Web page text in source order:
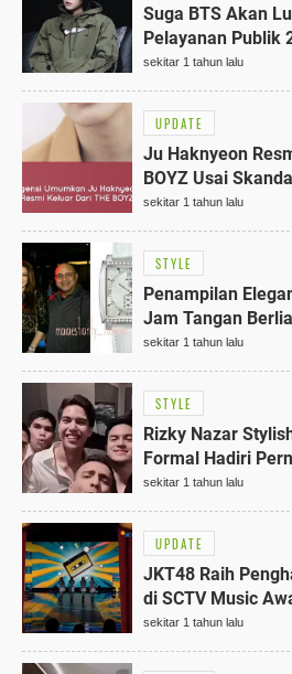
Suga BTS Akan
Pelayanan Publik
Ajak ARMY Beri
sekitar 1 tahun lalu
UPDATE
Ju Haknyeon
BOYZ Usai
Mantan Bintang
sekitar 1 tahun lalu
STYLE
Penampilan
Jam Tangan
Rp1,7 Miliar di
sekitar 1 tahun lalu
STYLE
Rizky Nazar
Formal Hadiri
Alyssa, Interaksi
2023
sekitar 1 tahun lalu
UPDATE
JKT48 Raih
di SCTV Music
Besar Terkalahkan
sekitar 1 tahun lalu